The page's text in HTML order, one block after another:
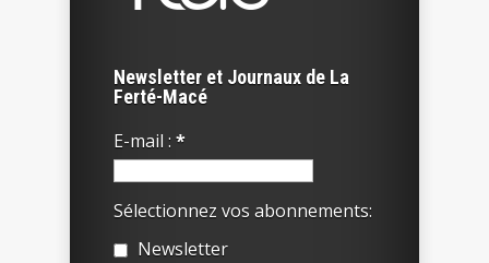
Newsletter et Journaux de La
Ferté-Macé
E-mail : *
Sélectionnez vos abonnements:
Newsletter